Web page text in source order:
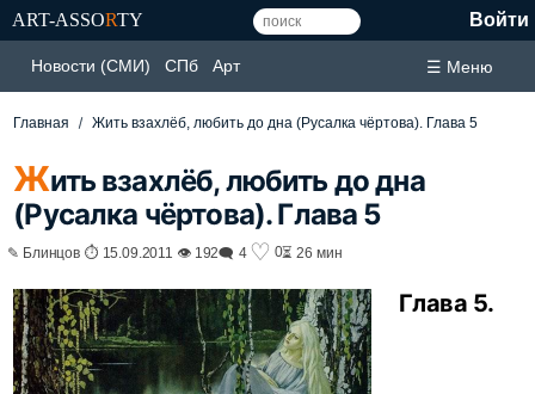
ART-ASSORTY Войти
Новости (СМИ) СПб Арт ☰ Меню
Главная Жить взахлёб, любить до дна (Русалка чёртова). Глава 5
Жить взахлёб, любить до дна
(Русалка чёртова). Глава 5
✎ Блинцов ⏱ 15.09.2011 👁 192🗨 4 ♡ 0⏳ 26 мин
Глава 5.